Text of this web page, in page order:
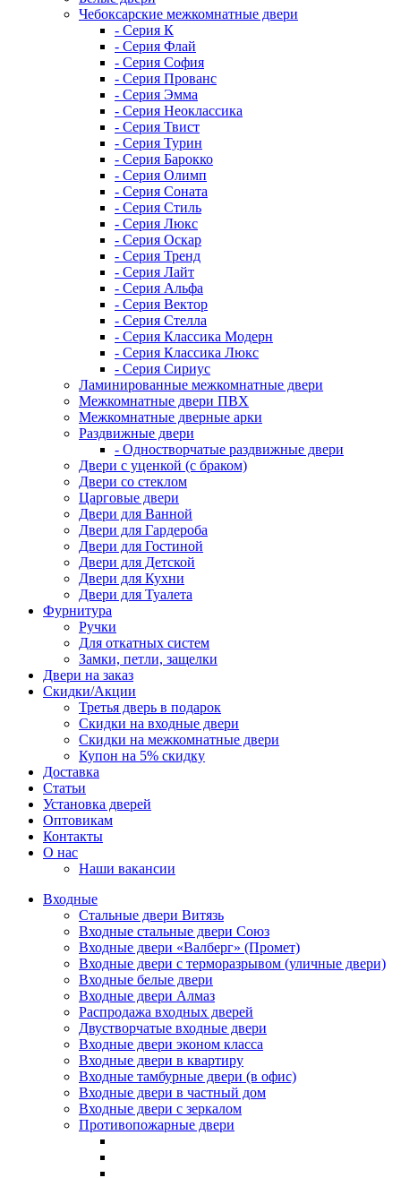
Чебоксарские межкомнатные двери
- Серия К
- Серия Флай
- Серия София
- Серия Прованс
- Серия Эмма
- Серия Неоклассика
- Серия Твист
- Серия Турин
- Серия Барокко
- Серия Олимп
- Серия Соната
- Серия Стиль
- Серия Люкс
- Серия Оскар
- Серия Тренд
- Серия Лайт
- Серия Альфа
- Серия Вектор
- Серия Стелла
- Серия Классика Модерн
- Серия Классика Люкс
- Серия Сириус
Ламинированные межкомнатные двери
Межкомнатные двери ПВХ
Межкомнатные дверные арки
Раздвижные двери
- Одностворчатые раздвижные двери
Двери с уценкой (с браком)
Двери со стеклом
Царговые двери
Двери для Ванной
Двери для Гардероба
Двери для Гостиной
Двери для Детской
Двери для Кухни
Двери для Туалета
Фурнитура
Ручки
Для откатных систем
Замки, петли, защелки
Двери на заказ
Скидки/Акции
Третья дверь в подарок
Скидки на входные двери
Скидки на межкомнатные двери
Купон на 5% скидку
Доставка
Статьи
Установка дверей
Оптовикам
Контакты
О нас
Наши вакансии
Входные
Стальные двери Витязь
Входные стальные двери Союз
Входные двери «Валберг» (Промет)
Входные двери с терморазрывом (уличные двери)
Входные белые двери
Входные двери Алмаз
Распродажа входных дверей
Двустворчатые входные двери
Входные двери эконом класса
Входные двери в квартиру
Входные тамбурные двери (в офис)
Входные двери в частный дом
Входные двери с зеркалом
Противопожарные двери